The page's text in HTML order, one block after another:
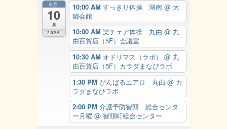
8月
10
月
2026
10:00 AM すっきり体操 湖南 @ 大
郷会館
10:00 AM 楽チェア体操 丸由 @ 丸
由百貨店（5F）会議室
10:30 AM オドリマス（ラボ） @ 丸
由百貨店（5F）カラダまなびラボ
1:30 PM がんばるエアロ 丸由 @ カ
ラダまなびラボ
2:00 PM 介護予防智頭 総合センタ
ー月曜 @ 智頭町総合センター